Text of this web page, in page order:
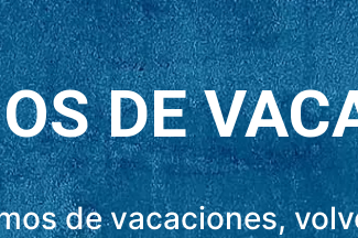
DE
de vacaciones,